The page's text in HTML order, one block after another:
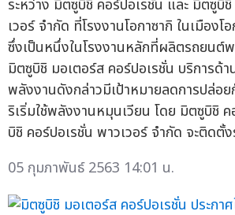
ระหว่าง มิตซูบิชิ คอร์ปอเรชั่น และ มิตซูบิ
เวอร์ จำกัด ที่โรงงานโอกาซากิ ในเมืองโ
ซึ่งเป็นหนึ่งในโรงงานหลักที่ผลิตรถยนต์
มิตซูบิชิ มอเตอร์ส คอร์ปอเรชั่น บริการด้า
พลังงานดังกล่าวมีเป้าหมายลดการปล่อย
ริเริ่มใช้พลังงานหมุนเวียน โดย มิตซูบิชิ
บิชิ คอร์ปอเรชั่น พาวเวอร์ จำกัด จะติดตั้
05 กุมภาพันธ์ 2563 14:01 น.